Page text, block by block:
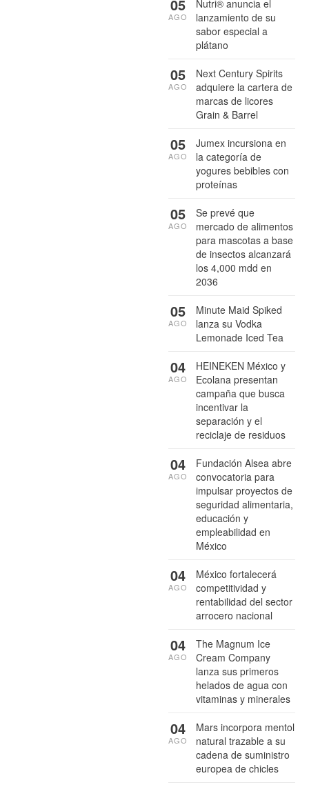
Nutri® anuncia el
lanzamiento de su
sabor especial a
plátano
05
AGO
Next Century Spirits
adquiere la cartera de
marcas de licores
Grain & Barrel
05
AGO
Jumex incursiona en
la categoría de
yogures bebibles con
proteínas
05
AGO
Se prevé que
mercado de alimentos
para mascotas a base
de insectos alcanzará
los 4,000 mdd en
2036
05
AGO
Minute Maid Spiked
lanza su Vodka
Lemonade Iced Tea
05
AGO
HEINEKEN México y
Ecolana presentan
campaña que busca
incentivar la
separación y el
reciclaje de residuos
04
AGO
Fundación Alsea abre
convocatoria para
impulsar proyectos de
seguridad alimentaria,
educación y
empleabilidad en
México
04
AGO
México fortalecerá
competitividad y
rentabilidad del sector
arrocero nacional
04
AGO
The Magnum Ice
Cream Company
lanza sus primeros
helados de agua con
vitaminas y minerales
04
AGO
Mars incorpora mentol
natural trazable a su
cadena de suministro
europea de chicles
04
AGO